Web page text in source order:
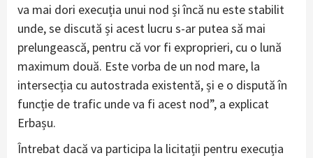
va mai dori execuția unui nod și încă nu este stabilit
unde, se discută și acest lucru s-ar putea să mai
prelungească, pentru că vor fi exproprieri, cu o lună
maximum două. Este vorba de un nod mare, la
intersecția cu autostrada existentă, și e o dispută în
funcție de trafic unde va fi acest nod”, a explicat
Erbașu.
Întrebat dacă va participa la licitații pentru execuția